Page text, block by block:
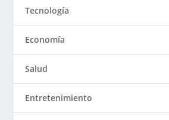
Tecnología
Economía
Salud
Entretenimiento